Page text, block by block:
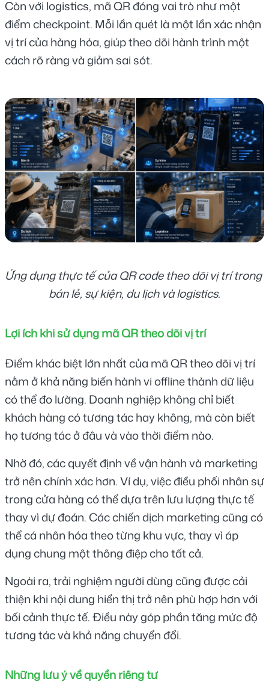
Còn với logistics, mã QR đóng vai trò như một
điểm checkpoint. Mỗi lần quét là một lần xác nhận
vị trí của hàng hóa, giúp theo dõi hành trình một
cách rõ ràng và giảm sai sót.
Ứng dụng thực tế của QR code theo dõi vị trí trong
bán lẻ, sự kiện, du lịch và logistics.
Lợi ích khi sử dụng mã QR theo dõi vị trí
Điểm khác biệt lớn nhất của mã QR theo dõi vị trí
nằm ở khả năng biến hành vi offline thành dữ liệu
có thể đo lường. Doanh nghiệp không chỉ biết
khách hàng có tương tác hay không, mà còn biết
họ tương tác ở đâu và vào thời điểm nào.
Nhờ đó, các quyết định về vận hành và marketing
trở nên chính xác hơn. Ví dụ, việc điều phối nhân sự
trong cửa hàng có thể dựa trên lưu lượng thực tế
thay vì dự đoán. Các chiến dịch marketing cũng có
thể cá nhân hóa theo từng khu vực, thay vì áp
dụng chung một thông điệp cho tất cả.
Ngoài ra, trải nghiệm người dùng cũng được cải
thiện khi nội dung hiển thị trở nên phù hợp hơn với
bối cảnh thực tế. Điều này góp phần tăng mức độ
tương tác và khả năng chuyển đổi.
Những lưu ý về quyền riêng tư